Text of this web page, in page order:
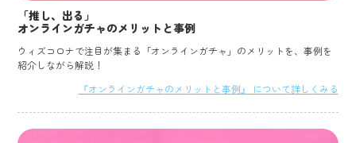
「推し、出る」
オンラインガチャのメリットと事例
ウィズコロナで注目が集まる「オンラインガチャ」のメリットを、事例を
紹介しながら解説！
『オンラインガチャのメリットと事例』 について詳しくみる